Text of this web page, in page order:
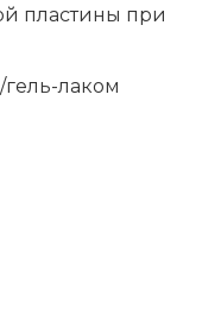
пластины при
лаком